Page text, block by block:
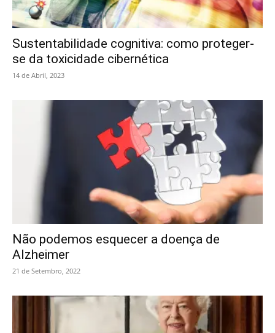
Sustentabilidade cognitiva: como proteger-
se da toxicidade cibernética
14 de Abril, 2023
Não podemos esquecer a doença de
Alzheimer
21 de Setembro, 2022